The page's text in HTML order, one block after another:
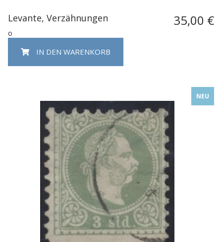
Levante, Verzähnungen 35,00 €
o
IN DEN WARENKORB
NEU